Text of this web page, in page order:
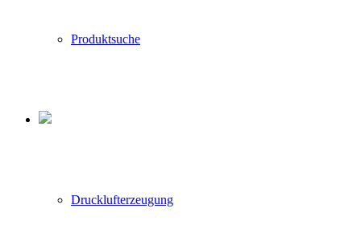
Produktsuche
Drucklufterzeugung